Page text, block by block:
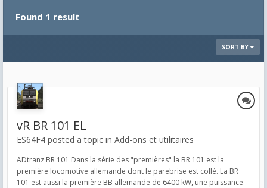
Found 1 result
SORT BY
vR BR 101 EL
ES64F4 posted a topic in Add-ons et utilitaires
ADtranz BR 101 Dans la série des "premières" la BR 101 est la
première locomotive allemande dont le parebrise est collé. La BR
101 est aussi la première BB allemande de 6400 kW, une puissance